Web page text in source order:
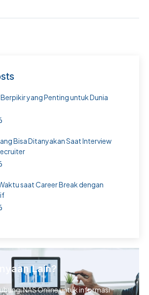
yang Penting untuk Dunia
Bisa Ditanyakan Saat Interview
saat Career Break dengan
Lain?
NAS Online untuk informasi